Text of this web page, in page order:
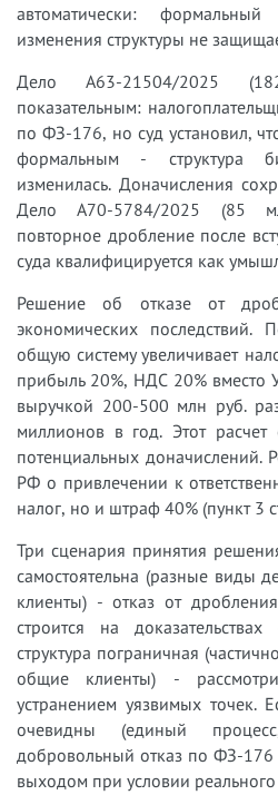
автоматически:
изменения структуры не
Дело А63-21504/2025
показательным:
по ФЗ-176, но суд установил,
формальным - структура
изменилась. Доначисления
Дело А70-5784/2025 (85
повторное дробление после
суда квалифицируется как
Решение об отказе от
экономических последствий.
общую систему увеличивает
прибыль 20%, НДС 20% вместо
выручкой 200-500 млн руб.
миллионов в год. Этот расчет
потенциальных доначислений.
РФ о привлечении к
налог, но и штраф 40% (пункт 3
Три сценария принятия
самостоятельна (разные виды
клиенты) - отказ от
строится на доказательствах
структура пограничная
общие клиенты) -
устранением уязвимых точек.
очевидны (единый
добровольный отказ по ФЗ-
выходом при условии